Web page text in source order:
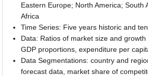
Eastern Europe; North America; South
Africa
Time Series: Five years historic and
Data: Ratios of market size and growth
GDP proportions, expenditure per
Data Segmentations: country and
forecast data, market share of